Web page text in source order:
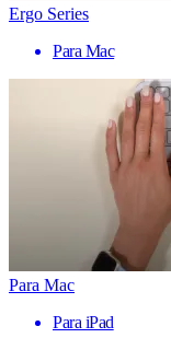
Ergo Series
Para Mac
Para Mac
Para iPad